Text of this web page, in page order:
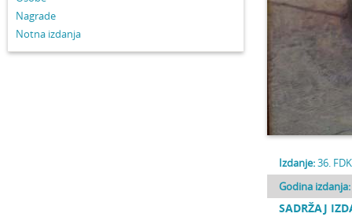
Nagrade
Notna izdanja
Izdanje:36.
Godina izdanja:
SADRŽAJ